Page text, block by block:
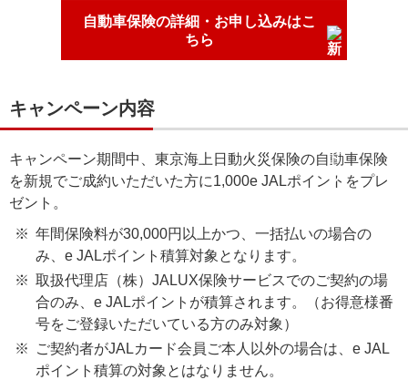
自動車保険の詳細・お申し込みはこ
ちら
キャンペーン内容
キャンペーン期間中、東京海上日動火災保険の自動車保険
を新規でご成約いただいた方に1,000e JALポイントをプレ
ゼント。
年間保険料が30,000円以上かつ、一括払いの場合の
み、e JALポイント積算対象となります。
取扱代理店（株）JALUX保険サービスでのご契約の場
合のみ、e JALポイントが積算されます。（お得意様番
号をご登録いただいている方のみ対象）
ご契約者がJALカード会員ご本人以外の場合は、e JAL
ポイント積算の対象とはなりません。